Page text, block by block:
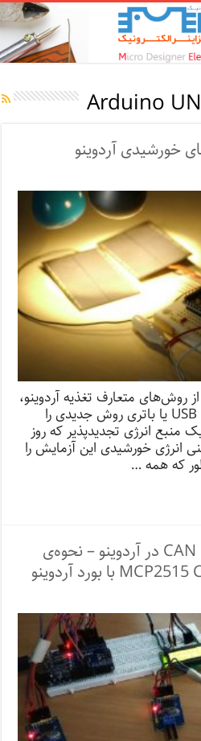
Arduino
خورشیدی آردوینو
روش‌های متعارف تغذیه آردوینو،
مانند استفاده از کابل برق، USB یا باتری روش جدیدی را
منبع انرژی تجدیدپذیر که روز
انرژی خورشیدی این آزمایش را
که همه …
آموزش پروتکل ارتباطی CAN در آردوینو – نحوه‌ی